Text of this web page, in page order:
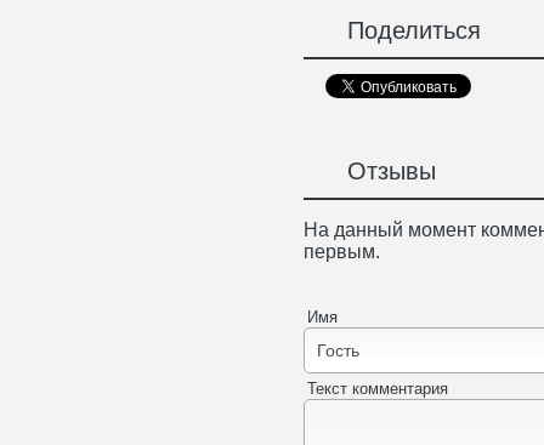
Поделиться
Отзывы
На данный момент
первым.
Имя
Текст комментария